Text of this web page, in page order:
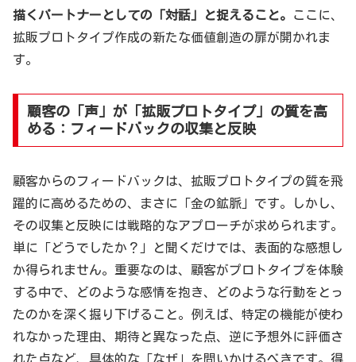
描くパートナーとしての「対話」と捉えること。
ここに、
拡販プロトタイプ作成の新たな価値創造の扉が開かれま
す。
顧客の「声」が「拡販プロトタイプ」の質を高
める：フィードバックの収集と反映
顧客からのフィードバックは、拡販プロトタイプの質を飛
躍的に高めるための、まさに「金の鉱脈」です。しかし、
その収集と反映には戦略的なアプローチが求められます。
単に「どうでしたか？」と聞くだけでは、表面的な感想し
か得られません。重要なのは、顧客がプロトタイプを体験
する中で、どのような感情を抱き、どのような行動をとっ
たのかを深く掘り下げること。例えば、特定の機能が使わ
れなかった理由、期待と異なった点、逆に予想外に評価さ
れた点など、具体的な「なぜ」を問いかけるべきです。得